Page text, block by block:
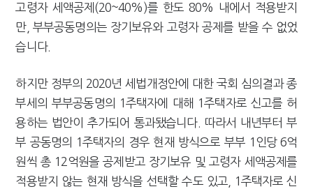
고령자 세액공제(20~40%)를 한도 80% 내에서 적용받지
만, 부부공동명의는 장기보유와 고령자 공제를 받을 수 없었
습니다.
하지만 정부의 2020년 세법개정안에 대한 국회 심의결과 종
부세의 부부공동명의 1주택자에 대해 1주택자로 신고를 허
용하는 법안이 추가되어 통과됐습니다. 따라서 내년부터 부
부 공동명의 1주택자의 경우 현재 방식으로 부부 1인당 6억
원씩 총 12억원을 공제받고 장기보유 및 고령자 세액공제를
적용받지 않는 현재 방식을 선택할 수도 있고, 1주택자로 신